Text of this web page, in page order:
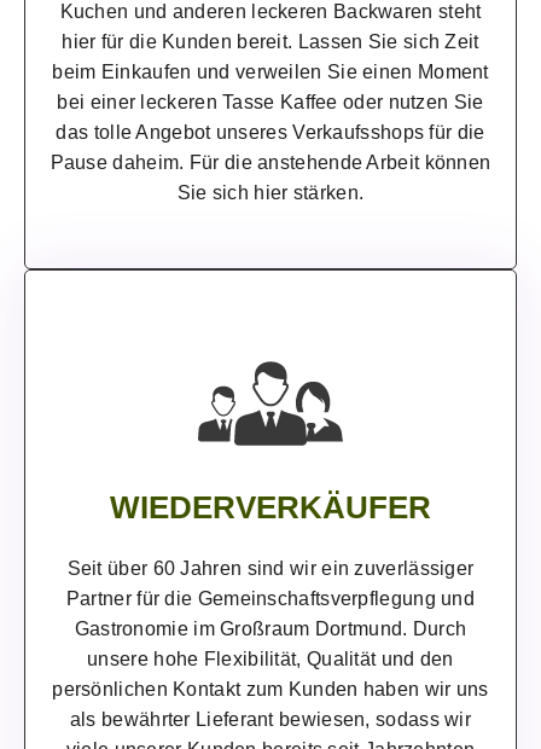
Kuchen und anderen leckeren Backwaren steht
hier für die Kunden bereit. Lassen Sie sich Zeit
beim Einkaufen und verweilen Sie einen Moment
bei einer leckeren Tasse Kaffee oder nutzen Sie
das tolle Angebot unseres Verkaufsshops für die
Pause daheim. Für die anstehende Arbeit können
Sie sich hier stärken.
WIEDERVERKÄUFER
Seit über 60 Jahren sind wir ein zuverlässiger
Partner für die Gemeinschaftsverpflegung und
Gastronomie im Großraum Dortmund. Durch
unsere hohe Flexibilität, Qualität und den
persönlichen Kontakt zum Kunden haben wir uns
als bewährter Lieferant bewiesen, sodass wir